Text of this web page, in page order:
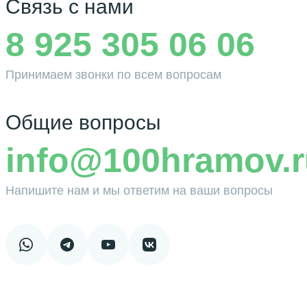
Связь с нами
8 925 305 06 06
Принимаем звонки по всем вопросам
Общие вопросы
Напишите нам и мы ответим на ваши вопросы